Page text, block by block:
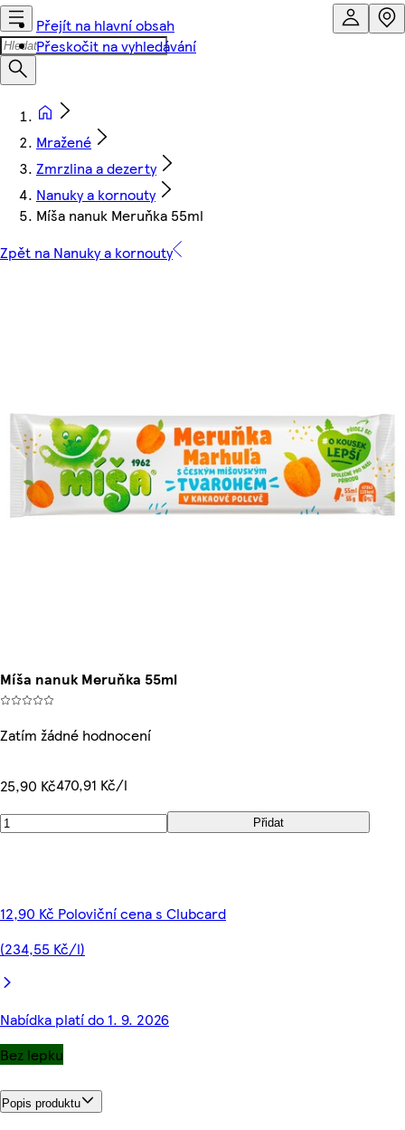
Přejít na hlavní obsah
Přeskočit na vyhledávání
Mražené
Zmrzlina a dezerty
Nanuky a kornouty
Míša nanuk Meruňka 55ml
Zpět na Nanuky a kornouty
Míša nanuk Meruňka 55ml
Zatím žádné hodnocení
25,90 Kč470,91 Kč/l
Přidat
12,90 Kč Poloviční cena s Clubcard
(234,55 Kč/l)
Nabídka platí do 1. 9. 2026
Bez lepku
Popis produktu